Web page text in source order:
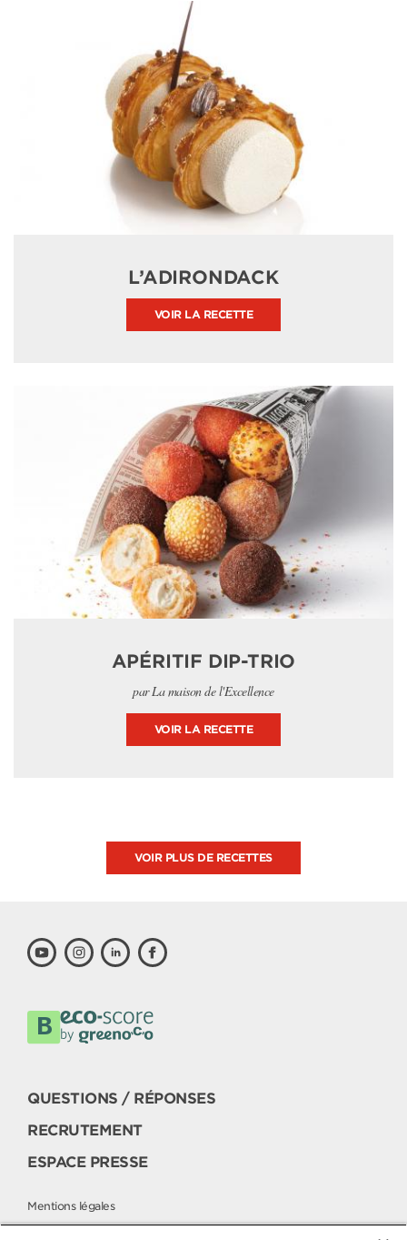
L’ADIRONDACK
VOIR LA RECETTE
APÉRITIF DIP-TRIO
par La maison de l'Excellence
VOIR LA RECETTE
VOIR PLUS DE RECETTES
QUESTIONS / RÉPONSES
RECRUTEMENT
ESPACE PRESSE
Mentions légales